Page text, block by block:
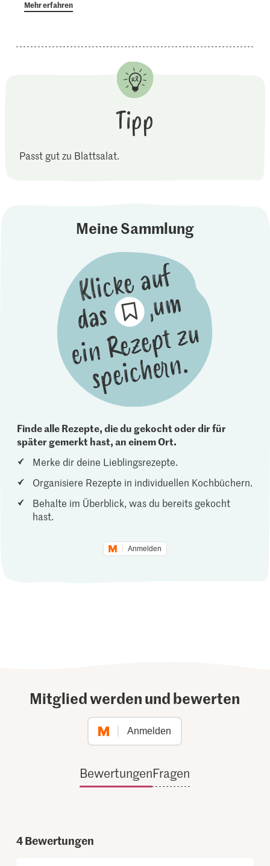
Mehr erfahren
Tipp
Passt gut zu Blattsalat.
Meine Sammlung
Finde alle Rezepte, die du gekocht oder dir für
später gemerkt hast, an einem Ort.
Merke dir deine Lieblingsrezepte.
Organisiere Rezepte in individuellen Kochbüchern.
Behalte im Überblick, was du bereits gekocht
hast.
Anmelden
Mitglied werden und bewerten
Anmelden
BewertungenFragen
4Bewertungen